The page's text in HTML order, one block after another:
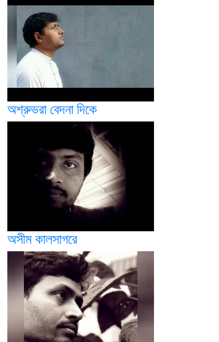
অশ্রুভরা বেদনা দিকে
অসীম কালসাগরে